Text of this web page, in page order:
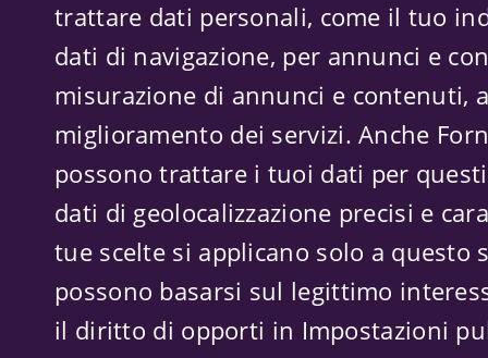
trattare dati personali, come il tuo
dati di navigazione, per annunci e
misurazione di annunci e contenuti,
miglioramento dei servizi. Anche
possono trattare i tuoi dati per
dati di geolocalizzazione precisi e
tue scelte si applicano solo a
possono basarsi sul legittimo
il diritto di opporti in Impostazioni